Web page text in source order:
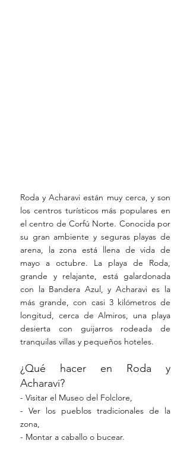
Roda y Acharavi están muy cerca, y son
los centros turísticos más populares en
el centro de Corfú Norte. Conocida por
su gran ambiente y seguras playas de
arena, la zona está llena de vida de
mayo a octubre. La playa de Roda,
grande y relajante, está galardonada
con la Bandera Azul, y Acharavi es la
más grande, con casi 3 kilómetros de
longitud, cerca de Almiros, una playa
desierta con guijarros rodeada de
tranquilas villas y pequeños hoteles.
¿Qué hacer en Roda y
Acharavi?
- Visitar el Museo del Folclore,
- Ver los pueblos tradicionales de la
zona,
- Montar a caballo o bucear.